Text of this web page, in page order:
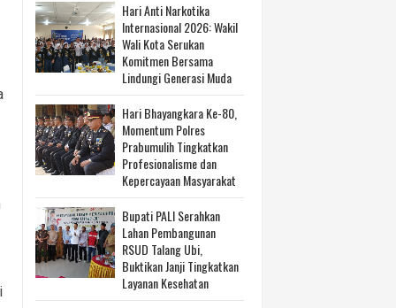
Hari Anti Narkotika
Internasional 2026: Wakil
Wali Kota Serukan
Komitmen Bersama
Lindungi Generasi Muda
Hari Bhayangkara Ke-80,
Momentum Polres
Prabumulih Tingkatkan
Profesionalisme dan
Kepercayaan Masyarakat
Bupati PALI Serahkan
Lahan Pembangunan
RSUD Talang Ubi,
Buktikan Janji Tingkatkan
Layanan Kesehatan